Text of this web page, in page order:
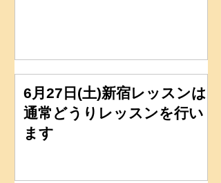
6月27日(土)新宿レッスンは
通常どうりレッスンを行い
ます